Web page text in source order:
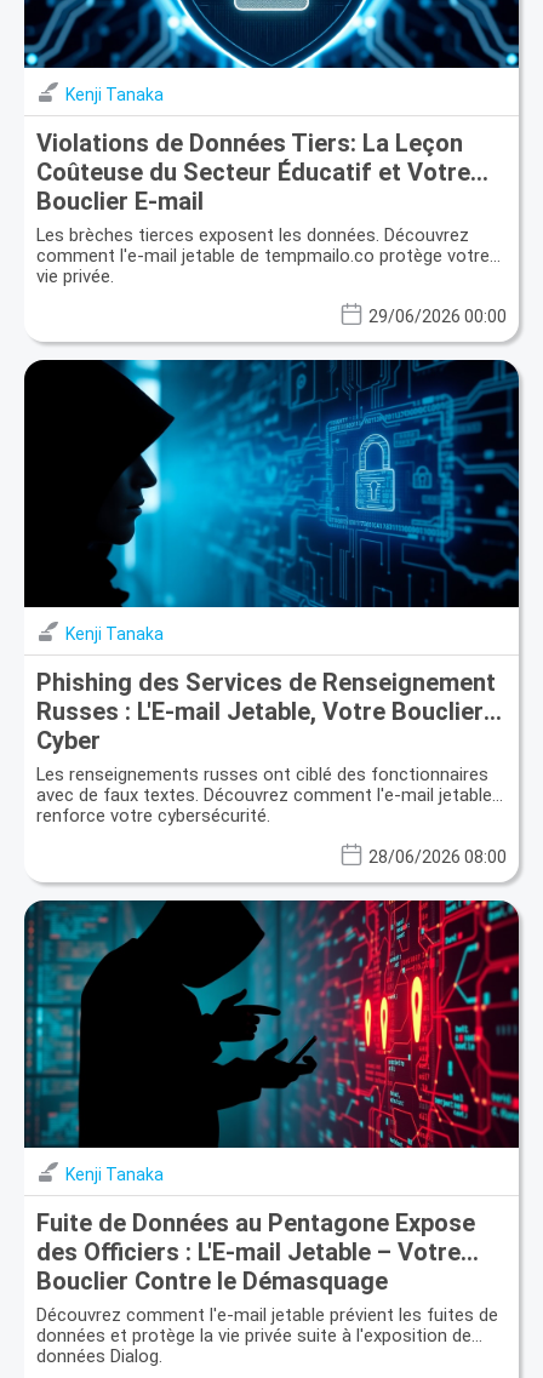
Kenji Tanaka
Violations de Données Tiers: La Leçon
Coûteuse du Secteur Éducatif et Votre
Bouclier E-mail
Les brèches tierces exposent les données. Découvrez
comment l'e-mail jetable de tempmailo.co protège votre
vie privée.
29/06/2026 00:00
Kenji Tanaka
Phishing des Services de Renseignement
Russes : L'E-mail Jetable, Votre Bouclier
Cyber
Les renseignements russes ont ciblé des fonctionnaires
avec de faux textes. Découvrez comment l'e-mail jetable
renforce votre cybersécurité.
28/06/2026 08:00
Kenji Tanaka
Fuite de Données au Pentagone Expose
des Officiers : L'E-mail Jetable – Votre
Bouclier Contre le Démasquage
Découvrez comment l'e-mail jetable prévient les fuites de
données et protège la vie privée suite à l'exposition de
données Dialog.